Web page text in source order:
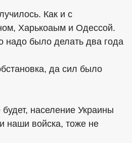
Как и с
Харькоаым и Одессой.
надо было делать два года
да сил было
население Украины
наши войска, тоже не